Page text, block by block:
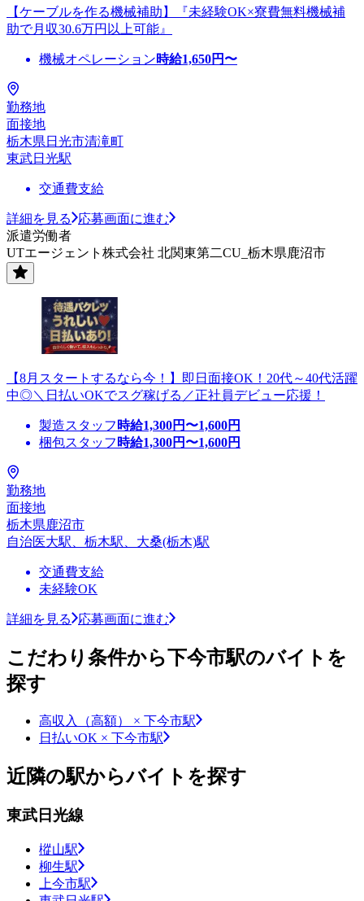
【ケーブルを作る機械補助】『未経験OK×寮費無料機械補
助で月収30.6万円以上可能』
機械オペレーション時給1,650円〜
勤務地
面接地
栃木県日光市清滝町
東武日光駅
交通費支給
詳細を見る
応募画面に進む
派遣労働者
UTエージェント株式会社 北関東第二CU_栃木県鹿沼市
【8月スタートするなら今！】即日面接OK！20代～40代活躍
中◎＼日払いOKでスグ稼げる／正社員デビュー応援！
製造スタッフ 時給1,300円〜1,600円
梱包スタッフ 時給1,300円〜1,600円
勤務地
面接地
栃木県鹿沼市
自治医大駅、栃木駅、大桑(栃木)駅
交通費支給
未経験OK
詳細を見る 応募画面に進む
こだわり条件から下今市駅のバイトを
探す
高収入（高額） × 下今市駅
日払いOK × 下今市駅
近隣の駅からバイトを探す
東武日光線
樅山駅
柳生駅
上今市駅